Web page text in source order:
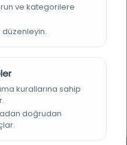
Askeri Tarih Arşivi -
YUNAN HARBİ
ve kategorilere
kurallarına sahip
doğrudan